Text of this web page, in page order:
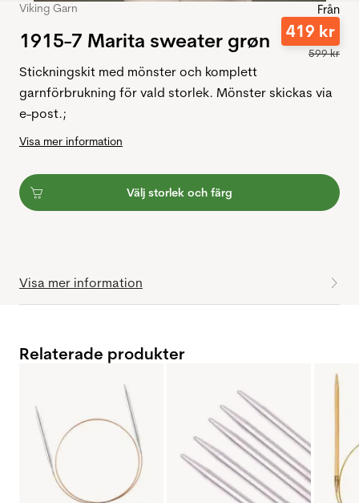
Viking Garn
1915-7 Marita sweater grøn
Från
419 kr
599kr
Stickningskit med mönster och komplett
garnförbrukning för vald storlek. Mönster skickas via
e-post.;
Visa mer information
Välj storlek och färg
Visa mer information
Relaterade produkter